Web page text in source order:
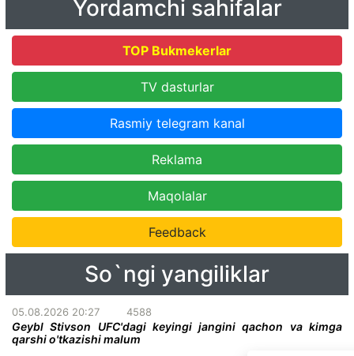
Yordamchi sahifalar
TOP Bukmekerlar
TV dasturlar
Rasmiy telegram kanal
Reklama
Maqolalar
Feedback
So`ngi yangiliklar
05.08.2026 20:27 4588
Geybl Stivson UFC'dagi keyingi jangini qachon va kimga
qarshi o'tkazishi malum